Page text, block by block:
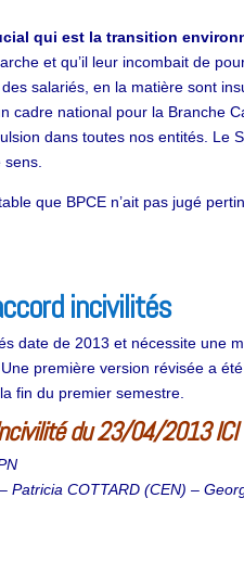
qui est la transition
et qu’il leur incombait de
salariés, en la matière sont
cadre national pour la Branche
dans toutes nos entités. Le
que BPCE n’ait pas jugé
incivilités
date de 2013 et nécessite une
première version révisée a
fin du premier semestre.
du 23/04/2013 ICI
Patricia COTTARD (CEN) –